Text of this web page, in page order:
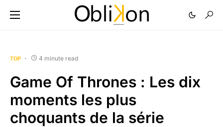
TOP 4 minute read
Game Of Thrones : Les dix
moments les plus
choquants de la série